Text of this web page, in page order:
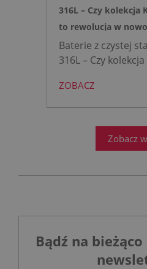
316L – Czy kolekcja
to rewolucja w
łazience?
Baterie z czystej
316L – Czy
łazience?
projektowanie
ZOBACZ
Zobacz
Bądź na